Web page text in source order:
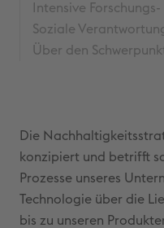
Intensive
Soziale
Über den
Die
konzipiert und betrifft
Prozesse unseres
Technologie über die
bis zu unseren